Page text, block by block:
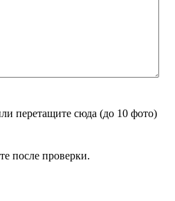
перетащите сюда (до 10 фото)
после проверки.